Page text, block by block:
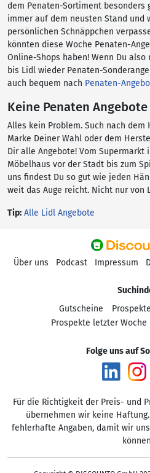
dem Penaten-Sortiment besonders
immer auf dem neusten Stand und
persönlichen Schnäppchen
könnten diese Woche Penaten-
Online-Shops haben! Wenn Du
bis Lidl wieder Penaten-
auch bequem nach Penaten-
Keine Penaten
Alles kein Problem. Such nach
Marke Deiner Wahl oder dem
Dir alle Angebote! Vom Supermarkt
Möbelhaus vor der Stadt bis zum
uns findest Du so gut wie jeden
weit das Auge reicht. Nicht nur von
Tip: Alle Lidl Angebote
Über uns Podcast Impressum
Gutscheine
Prospekte letzter Woche
Folge uns auf
Für die Richtigkeit der Preis- und
übernehmen wir keine
fehlerhafte Angaben, damit wir